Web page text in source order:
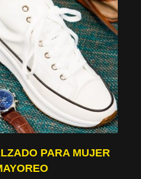
PARA MUJER